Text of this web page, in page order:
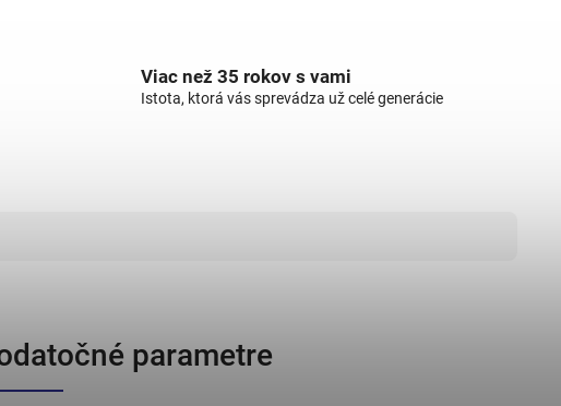
Viac než 35 rokov s vami
Istota, ktorá vás sprevádza už celé generácie
parametre